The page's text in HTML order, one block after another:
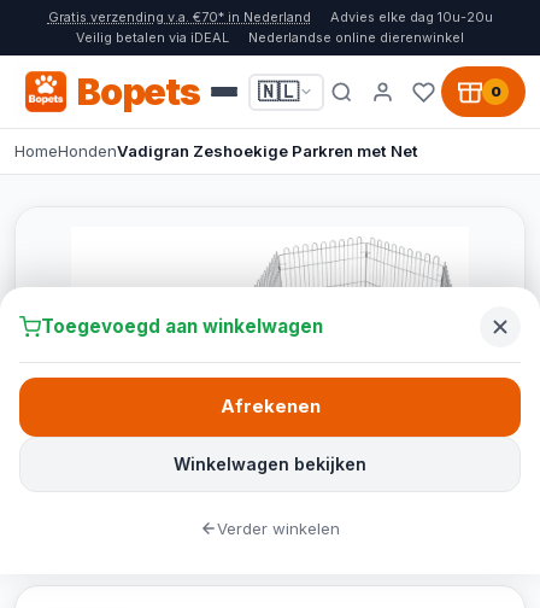
Gratis verzending v.a. €70* in Nederland
Advies elke dag 10u-20u
Veilig betalen via iDEAL
Nederlandse online dierenwinkel
Bopets 🇳🇱 0
HomeHondenVadigran Zeshoekige Parkren met Net
Toegevoegd aan winkelwagen
Winkelwagen bekijken
Afrekenen
Verder winkelen